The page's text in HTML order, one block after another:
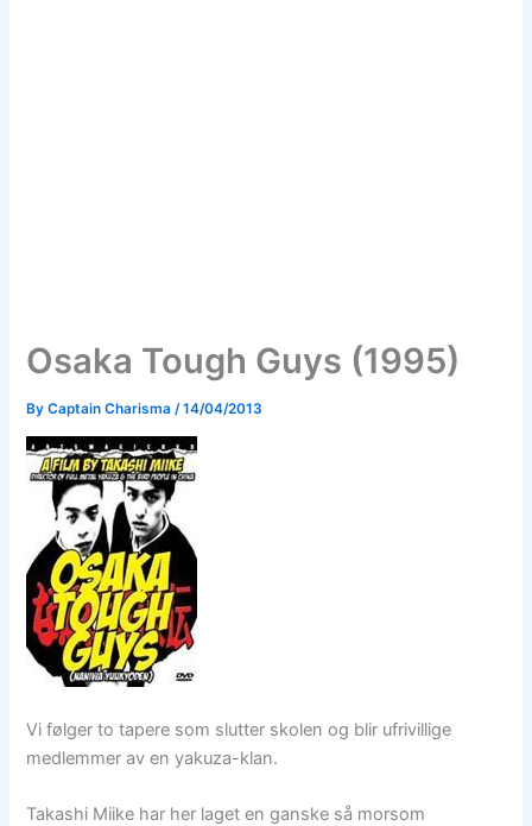
Osaka Tough Guys (1995)
ByCaptain Charisma /14/04/2013
Vi følger to tapere som slutter skolen og blir ufrivillige
medlemmer av en yakuza-klan.
Takashi Miike har her laget en ganske så morsom